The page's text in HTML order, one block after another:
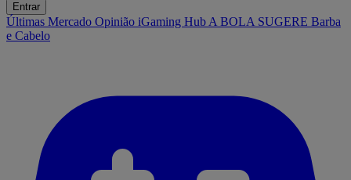
Entrar
Últimas Mercado Opinião iGaming Hub A BOLA SUGERE Barba
e Cabelo